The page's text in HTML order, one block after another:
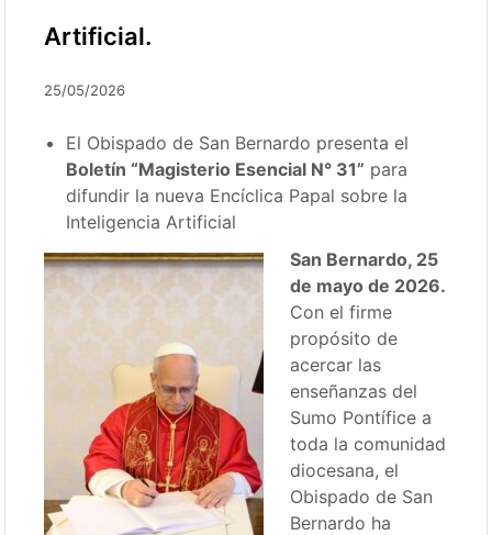
Artificial.
25/05/2026
El Obispado de San Bernardo presenta el
Boletín “Magisterio Esencial N° 31” para
difundir la nueva Encíclica Papal sobre la
Inteligencia Artificial
San Bernardo, 25
de mayo de 2026.
Con el firme
propósito de
acercar las
enseñanzas del
Sumo Pontífice a
toda la comunidad
diocesana, el
Obispado de San
Bernardo ha